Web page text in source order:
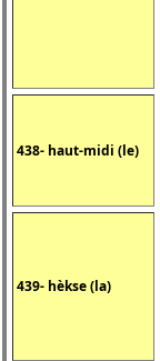
438- haut-midi (le)
439- hèkse (la)